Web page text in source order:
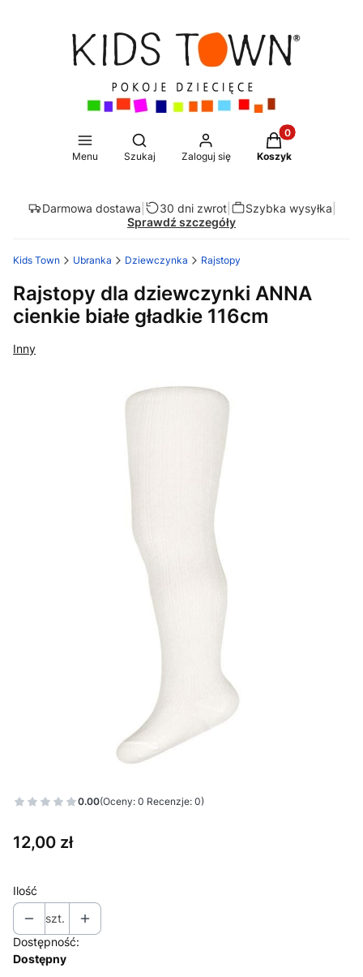
Menu
Otwórz wyszukiwarkę
Szukaj Zaloguj się
Produkty w
Koszyk
Darmowa dostawa 30 dni zwrot| Szybka wysyłka
Sprawdź szczegóły
Kids Town Ubranka Dziewczynka Rajstopy
Rajstopy dla dziewczynki ANNA
cienkie białe gładkie 116cm
Inny
0.00(Oceny: 0 Recenzje: 0)
Cena
12,00 zł
Ilość
szt.
Dostępność:
Dostępny